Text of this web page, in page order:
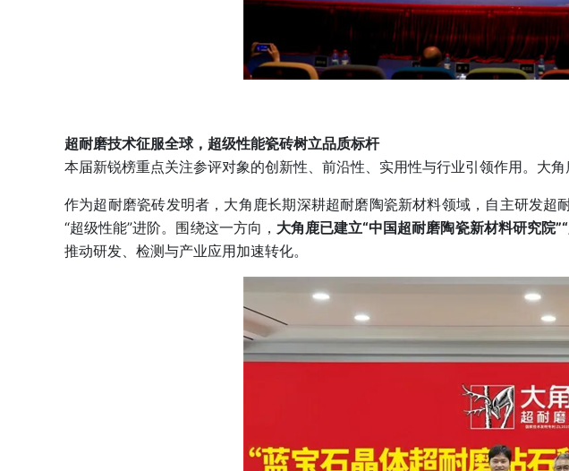
超耐磨技术征服全球， 超级性能瓷砖树立品质标杆
本届新锐榜重点关注参评对象的创新性、前沿性、实用性与行业引领作用。大
作为超耐磨瓷砖发明者，大角鹿长期深耕超耐磨陶瓷新材料领域，自主研发
“超级性能”进阶。围绕这一方向， 大角鹿已建立“中国超耐磨陶瓷新材料研究院
推动研发、检测与产业应用加速转化。